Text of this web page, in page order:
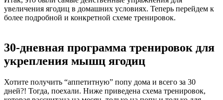
увеличения ягодиц в домашних условиях. Теперь перейдем к
более подробной и конкретной схеме тренировок.
30-дневная программа тренировок для
укрепления мышц ягодиц
Хотите получить “аппетитную” попу дома и всего за 30
дней?! Тогда, поехали. Ниже приведена схема тренировок,